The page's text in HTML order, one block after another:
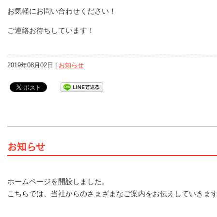
お気軽にお問い合わせください！
ご連絡お待ちしています！
2019年08月02日 | お知らせ
お知らせ
ホームページを開設しました。
こちらでは、当社からのさまざまなご案内をお伝えしていきま